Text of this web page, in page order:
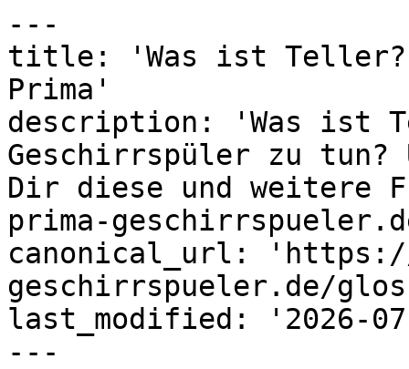
---
title: 'Was ist Teller?
Prima'
description: 'Was ist
Geschirrspüler zu tun?
Dir diese und weitere
prima-
canonical_url: 'https://
geschirrspueler.de/
last_modified: '2026-
---